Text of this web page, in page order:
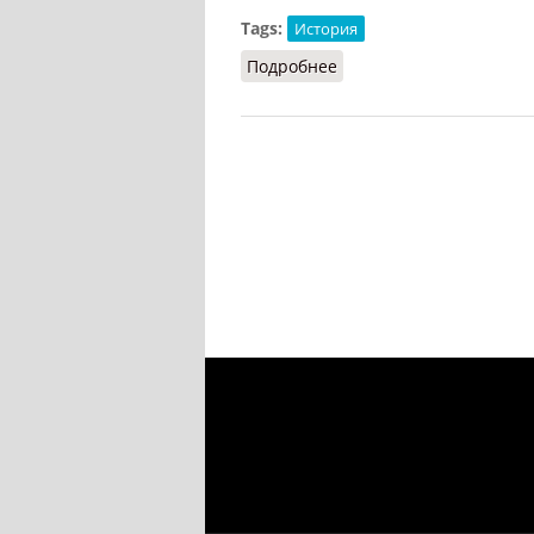
Tags:
История
Подробнее